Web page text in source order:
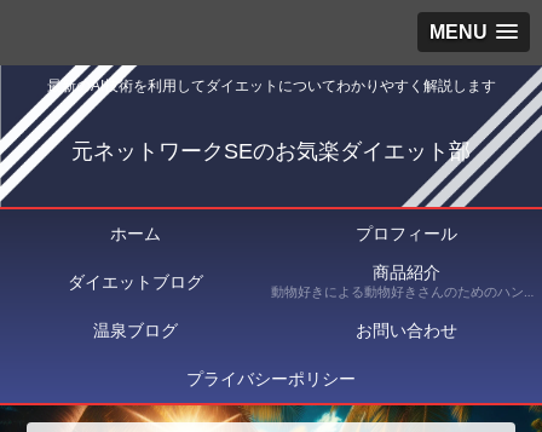
MENU
最新のAI技術を利用してダイエットについてわかりやすく解説します
元ネットワークSEのお気楽ダイエット部
ホーム プロフィール
ダイエットブログ 商品紹介
動物好きによる動物好きさんのためのハンドメイドショップ Crafty Moments（クラフティ・モーメンツ） にて出品している商品を紹介
温泉ブログ お問い合わせ
プライバシーポリシー